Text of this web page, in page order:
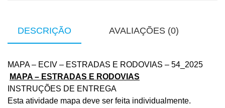
DESCRIÇÃO AVALIAÇÕES (0)
MAPA – ECIV – ESTRADAS E RODOVIAS – 54_2025
MAPA – ESTRADAS E RODOVIAS
INSTRUÇÕES DE ENTREGA
Esta atividade mapa deve ser feita individualmente.